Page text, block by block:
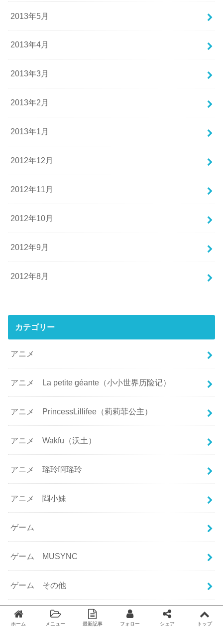
2013年5月
2013年4月
2013年3月
2013年2月
2013年1月
2012年12月
2012年11月
2012年10月
2012年9月
2012年8月
カテゴリー
アニメ
アニメ La petite géante（小小世界历险记）
アニメ PrincessLillifee（莉莉菲公主）
アニメ Wakfu（沃土）
アニメ 瑶玲啊瑶玲
アニメ 閰小妹
ゲーム
ゲーム MUSYNC
ゲーム その他
ゲーム 崩壊学園（Guns GirlZ）
ホーム メニュー 最新記事 フォロー シェア トップ
Twitter facebook